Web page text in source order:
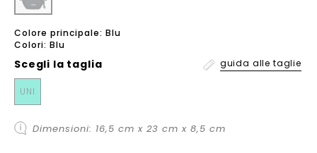
Colore principale: Blu
Colori: Blu
Scegli la taglia guida alle taglie
UNI
Dimensioni: 16,5 cm x 23 cm x 8,5 cm